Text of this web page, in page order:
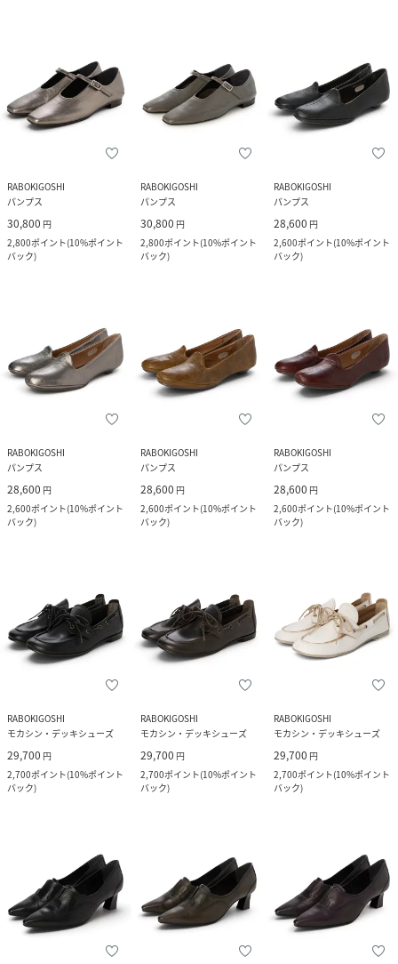
RABOKIGOSHI
パンプス
30,800 円
2,800ポイント(10%ポイント
バック)
RABOKIGOSHI
パンプス
30,800 円
2,800ポイント(10%ポイント
バック)
RABOKIGOSHI
パンプス
28,600 円
2,600ポイント(10%ポイント
バック)
RABOKIGOSHI
パンプス
28,600 円
2,600ポイント(10%ポイント
バック)
RABOKIGOSHI
パンプス
28,600 円
2,600ポイント(10%ポイント
バック)
RABOKIGOSHI
パンプス
28,600 円
2,600ポイント(10%ポイント
バック)
RABOKIGOSHI
モカシン・デッキシューズ
29,700 円
2,700ポイント(10%ポイント
バック)
RABOKIGOSHI
モカシン・デッキシューズ
29,700 円
2,700ポイント(10%ポイント
バック)
RABOKIGOSHI
モカシン・デッキシューズ
29,700 円
2,700ポイント(10%ポイント
バック)